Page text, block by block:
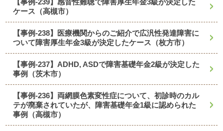
【事例-239】感音性難聴で障害厚生年金3級が決定した
ケース（高槻市）
【事例-238】医療機関からのご紹介で広汎性発達障害に
ついて障害厚生年金3級が決定したケース（枚方市）
【事例-237】ADHD, ASDで障害基礎年金2級が決定した
事例（茨木市）
【事例-236】両網膜色素変性症について、初診時のカル
テが廃棄されていたが、障害基礎年金1級に認められた
事例（高槻市）